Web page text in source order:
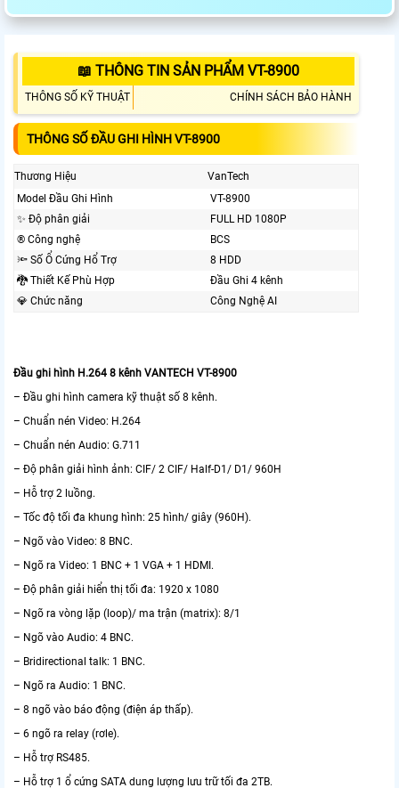
📖 THÔNG TIN SẢN PHẨM VT-8900
THÔNG SỐ KỸ THUẬT CHÍNH SÁCH BẢO HÀNH
THÔNG SỐ ĐẦU GHI HÌNH VT-8900
Thương Hiệu
VanTech
Model Đầu Ghi Hình
VT-8900
✨ Độ phân giải
FULL HD 1080P
®️ Công nghệ
BCS
🔦 Số Ổ Cứng Hổ Trợ
8 HDD
🐉️ Thiết Kế Phù Hợp
Đầu Ghi 4 kênh
💎 Chức năng
Công Nghệ AI
Đầu ghi hình H.264 8 kênh VANTECH VT-8900
– Đầu ghi hình camera kỹ thuật số 8 kênh.
– Chuẩn nén Video: H.264
– Chuẩn nén Audio: G.711
– Độ phân giải hình ảnh: CIF/ 2 CIF/ Half-D1/ D1/ 960H
– Hỗ trợ 2 luồng.
– Tốc độ tối đa khung hình: 25 hình/ giây (960H).
– Ngõ vào Video: 8 BNC.
– Ngõ ra Video: 1 BNC + 1 VGA + 1 HDMI.
– Độ phân giải hiển thị tối đa: 1920 x 1080
– Ngõ ra vòng lặp (loop)/ ma trận (matrix): 8/1
– Ngõ vào Audio: 4 BNC.
– Bridirectional talk: 1 BNC.
– Ngõ ra Audio: 1 BNC.
– 8 ngõ vào báo động (điện áp thấp).
– 6 ngõ ra relay (rơle).
– Hỗ trợ RS485.
– Hỗ trợ 1 ổ cứng SATA dung lượng lưu trữ tối đa 2TB.